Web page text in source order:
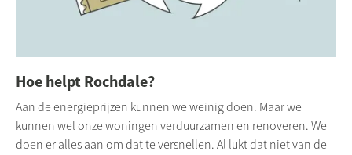
Hoe helpt Rochdale?
Aan de energieprijzen kunnen we weinig doen. Maar we
kunnen wel onze woningen verduurzamen en renoveren. We
doen er alles aan om dat te versnellen. Al lukt dat niet van de